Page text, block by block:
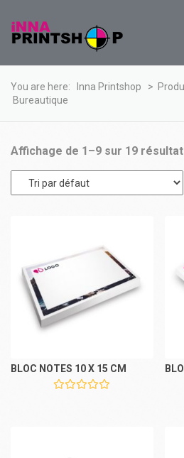
You are here: Inna Printshop >
Bureautique
Affichage de 1–9 sur 19
BLOC NOTES 10 X 15 CM